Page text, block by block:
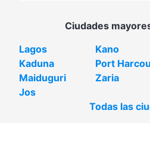
Ciudades
Lagos
Kano
Kaduna
Port
Maiduguri
Zaria
Jos
Todas las